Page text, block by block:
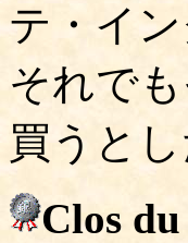
テ・イ
それで
買うと
Clos